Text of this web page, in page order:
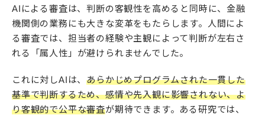
AIによる審査は、判断の客観性を高めると同時に、金融
機関側の業務にも大きな変革をもたらします。人間によ
る審査では、担当者の経験や主観によって判断が左右さ
れる「属人性」が避けられませんでした。
これに対しAIは、あらかじめプログラムされた一貫した
基準で判断するため、感情や先入観に影響されない、よ
り客観的で公平な審査が期待できます。ある研究では、